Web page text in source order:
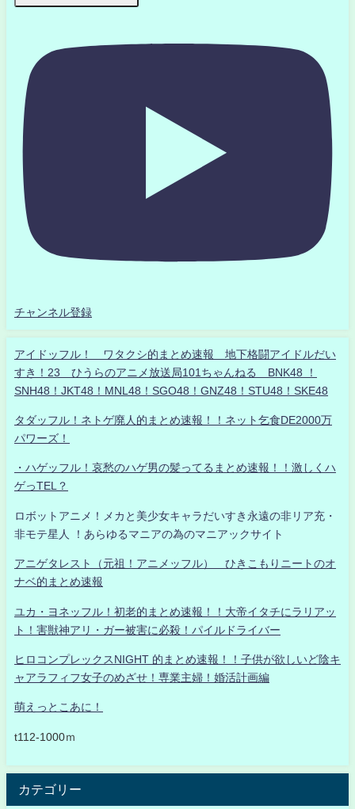
チャンネル登録
アイドッフル！ ワタクシ的まとめ速報 地下格闘アイドルだい
すき！23 ひうらのアニメ放送局101ちゃんねる BNK48 ！
SNH48！JKT48！MNL48！SGO48！GNZ48！STU48！SKE48
タダッフル！ネトゲ廃人的まとめ速報！！ネット乞食DE2000万
パワーズ！
・ハゲッフル！哀愁のハゲ男の髪ってるまとめ速報！！激しくハ
ゲっTEL？
ロボットアニメ！メカと美少女キャラだいすき永遠の非リア充・
非モテ星人 ！あらゆるマニアの為のマニアックサイト
アニゲタレスト（元祖！アニメッフル） ひきこもりニートのオ
ナベ的まとめ速報
ユカ・ヨネッフル！初老的まとめ速報！！大帝イタチにラリアッ
ト！害獣神アリ・ガー被害に必殺！パイルドライバー
ヒロコンプレックスNIGHT 的まとめ速報！！子供が欲しいど陰キ
ャアラフィフ女子のめざせ！専業主婦！婚活計画編
萌えっとこあに！
t112-1000ｍ
カテゴリー